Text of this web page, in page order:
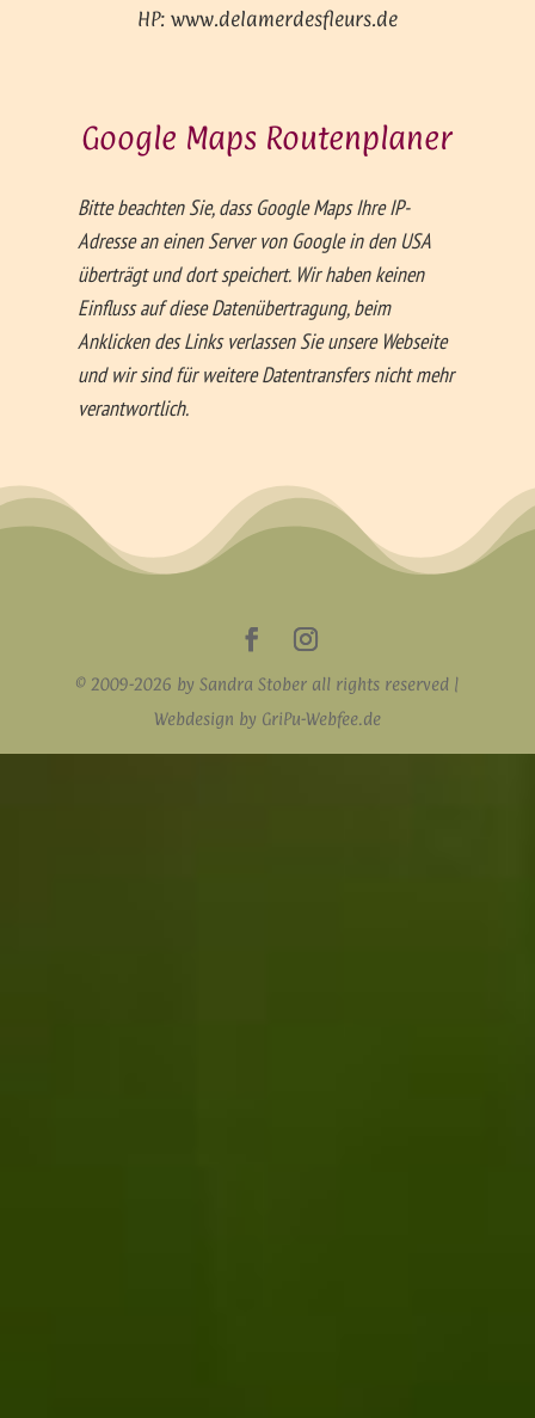
HP: www.delamerdesfleurs.de
Google Maps Routen­planer
Bitte beachten Sie, dass Google Maps Ihre IP-
Adresse an einen Server von Google in den USA
überträgt und dort speichert. Wir haben keinen
Einfluss auf diese Datenübertragung, beim
Anklicken des Links verlassen Sie unsere Webseite
und wir sind für weitere Datentransfers nicht mehr
verantwortlich.
© 2009-2026 by Sandra Stober all rights reserved |
Webdesign by GriPu-Webfee.de